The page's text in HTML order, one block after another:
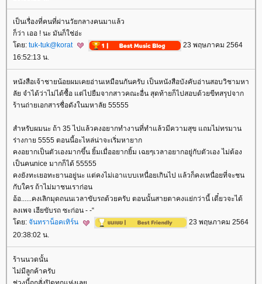
เป็นเรื่องที่คนที่ผ่านวัยกลางคนมาแล้ว
ก็ว่า เออ ! นะ มันก็ใช่อ่ะ
ดย: tuk-tuk@korat
23 พฤษภาคม 2564
16:52:13 น.
หนังสือเจ้าชายน้อยผมเคยอ่านเหมือนกันครับ เป็นหนังสือบังคับอ่านสอบวิชามหา
ลัย จำได้ว่าไม่ได้ซื้อ แต่ไปยืมจากสาวคณะอื่น สุดท้ายก็ไปสอบด้วยขีทสรุปจาก
ร้านถ่ายเอกสารชื่อดังในมหาลัย 55555
สำหรับผมนะ ถ้า 35 ไปแล้วคงอยากทำงานที่ทำแล้วมีความสุข แถมไม่ทรมาน
ร่างกาย 5555 ตอนนี้อะไหล่น่าจะเริ่มหายาก
คงอยากเป็นตัวเองมากขึ้น ยิ้มเมื่ออยากยิ้ม เฉยๆเวลาอยากอยู่กับตัวเอง ไม่ต้อง
เป็นคนnice มากก็ได้ 55555
คงยังทะเยอทะยานอยู่นะ แต่คงไม่เอาแบบเหนื่อยเกินไป แล้วก็คงเหนื่อยที่จะชน
กับใคร ถ้าไม่มาชนเราก่อน
อ้อ......คงเลิกมุดถนนเวลาขับรถด้วยครับ ตอนนั้นสายตาคงแย่กว่านี้ เดี๋ยวจะได้
ลงเพจ เฮียขับรถ ซะก่อน - -“
ดย: จันทราน็อคเทิร์น
23 พฤษภาคม 2564
20:38:02 น.
ร้านนวดนั้น
ไม่มีลูกค้าครับ